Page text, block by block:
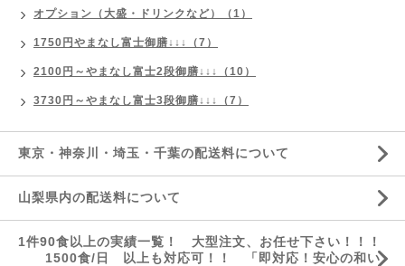
オプション（大盛・ドリンクなど）（1）
1750円やまなし富士御膳↓↓↓（7）
2100円～やまなし富士2段御膳↓↓↓（10）
3730円～やまなし富士3段御膳↓↓↓（7）
東京・神奈川・埼玉・千葉の配送料について
山梨県内の配送料について
1件90食以上の実績一覧！ 大型注文、お任せ下さい！！！
1500食/日 以上も対応可！！ 「即対応！安心の和い